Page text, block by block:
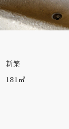
新築
181㎡